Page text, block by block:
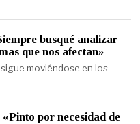
busqué analizar
que nos afectan»
moviéndose en los
por necesidad de